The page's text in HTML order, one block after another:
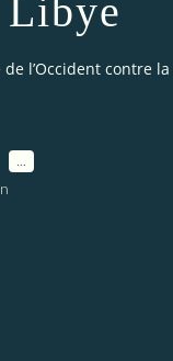
l’Occident contre